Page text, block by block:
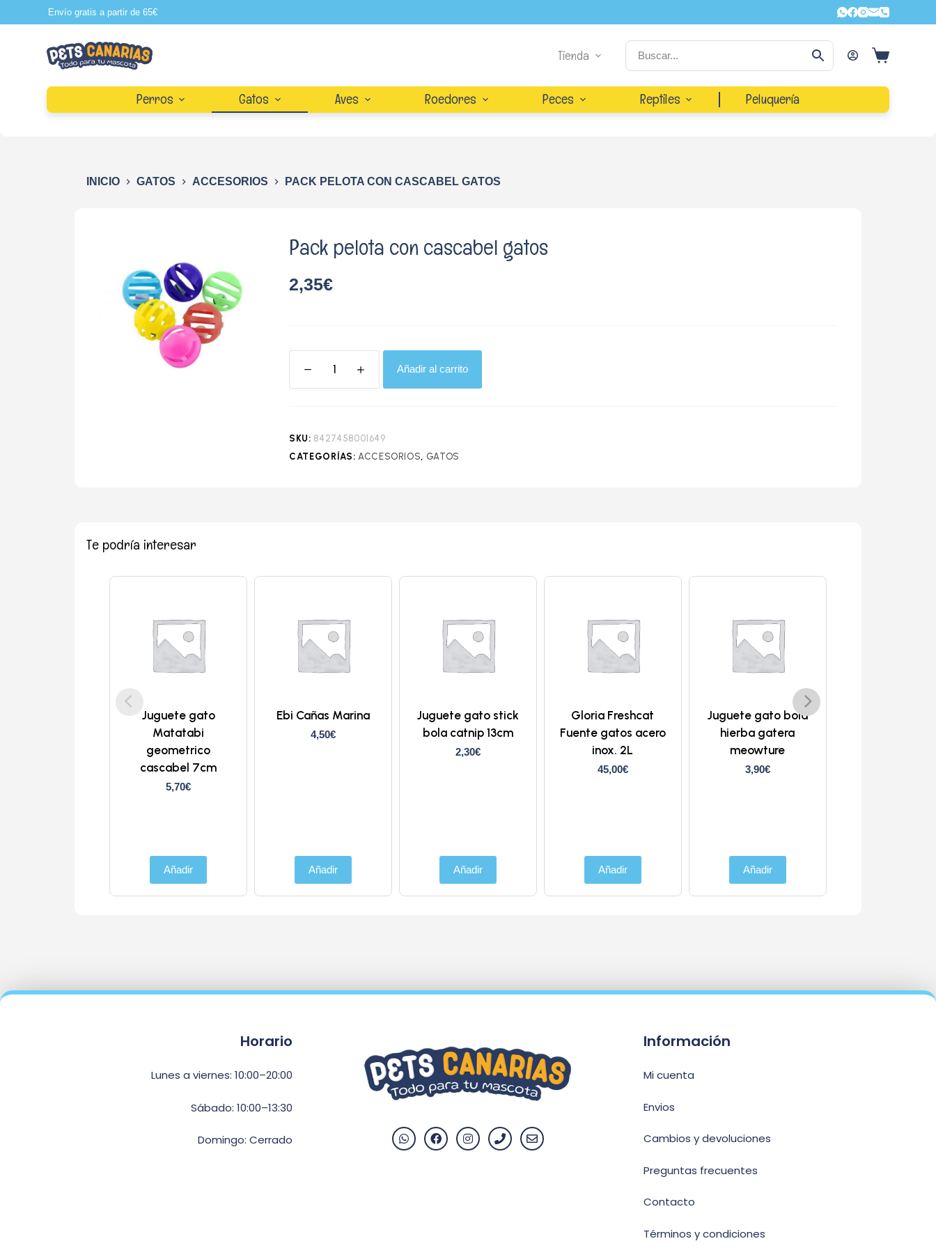
Envío gratis a partir de 65€
Tienda
Perros Gatos Aves Roedores Peces Reptiles Peluquería
INICIO GATOS ACCESORIOS PACK PELOTA CON CASCABEL GATOS
Pack pelota con cascabel gatos
2,35€
Añadir al carrito
SKU: 8427458001649
CATEGORÍAS: ACCESORIOS, GATOS
Te podría interesar
Juguete gato
Matatabi
geometrico
cascabel 7cm
5,70€
Añadir
Ebi Cañas Marina
4,50€
Añadir
Juguete gato stick
bola catnip 13cm
2,30€
Añadir
Gloria Freshcat
Fuente gatos acero
inox. 2L
45,00€
Añadir
Juguete gato bola
hierba gatera
meowture
3,90€
Añadir
Horario
Lunes a viernes: 10:00–20:00
Sábado: 10:00–13:30
Domingo: Cerrado
Información
Mi cuenta
Envios
Cambios y devoluciones
Preguntas frecuentes
Contacto
Términos y condiciones